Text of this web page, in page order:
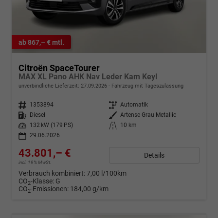
ab 867,– € mtl.
Citroën SpaceTourer
MAX XL Pano AHK Nav Leder Kam Keyl
unverbindliche Lieferzeit: 27.09.2026 Fahrzeug mit Tageszulassung
Fahrzeugnr. 1353894 Getriebe Automatik
Kraftstoff
Diesel Außenfarbe Artense Grau Metallic
Leistung
132 kW (179 PS) Kilometerstand
10 km
29.06.2026
43.801,– €
incl. 19% MwSt.
Details
Verbrauch kombiniert:7,00 l/100km
CO2-Klasse: G
CO2-Emissionen: 184,00 g/km